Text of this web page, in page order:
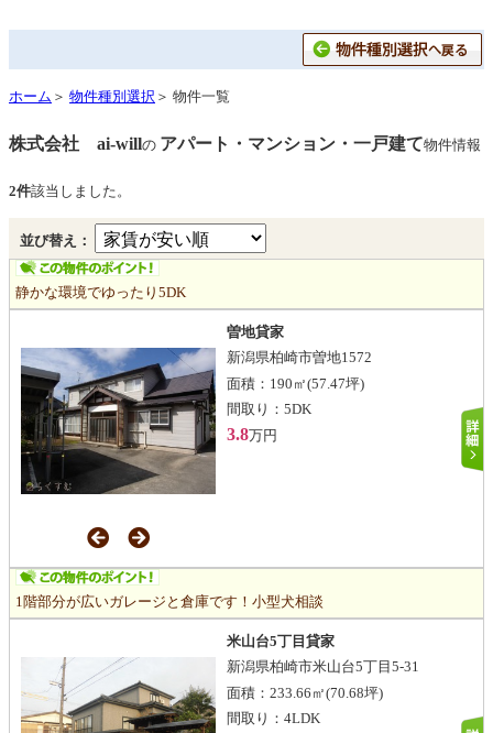
ホーム ＞ 物件種別選択 ＞ 物件一覧
株式会社 ai-willの アパート・マンション・一戸建て物件情報
2件該当しました。
並び替え：
静かな環境でゆったり5DK
曽地貸家
新潟県柏崎市曽地1572
面積： 190㎡(57.47坪)
間取り： 5DK
3.8万円
1階部分が広いガレージと倉庫です！小型犬相談
米山台5丁目貸家
新潟県柏崎市米山台5丁目5-31
面積： 233.66㎡(70.68坪)
間取り： 4LDK